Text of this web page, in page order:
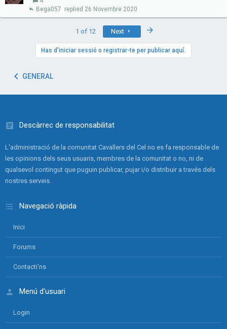
26 Novembre 2020
Bega057
1 of 12 Next
Has d'iniciar sessió o registrar-te per publicar aquí.
GENERAL
Descàrrec de responsabilitat
L'administració de la comunitat Cavallers del Cel no es fa responsable de
les opinions dels seus usuaris, membres de la comunitat o no, ni de
qualsevol contingut que puguin publicar, pujar i/o distribuir a través dels
nostres serveis.
Navegació ràpida
Inici
Forums
Contacti'ns
Menú d'usuari
Login